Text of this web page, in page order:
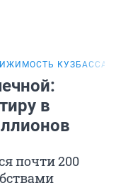
КУЗБАССА
в
почти 200